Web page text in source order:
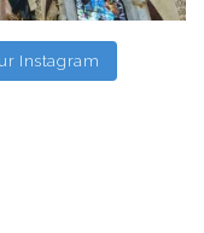
Instagram